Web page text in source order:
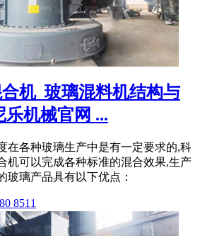
机_玻璃混料机结构与
乐机械官网 ...
在各种玻璃生产中是有一定要求的,科
机可以完成各种标准的混合效果,生产
玻璃产品具有以下优点：
8511